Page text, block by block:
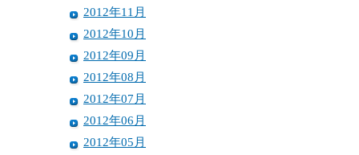
2012年11月
2012年10月
2012年09月
2012年08月
2012年07月
2012年06月
2012年05月